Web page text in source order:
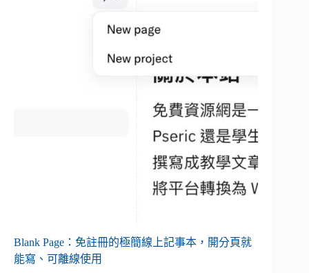
Blank Page：免註冊的極簡線上記事本，開分頁就
能寫、可離線使用